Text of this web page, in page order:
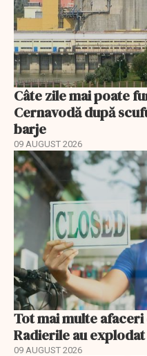
Câte zile mai poate
Cernavodă după
barje
09 AUGUST 2026
Tot mai multe
Radierile au
09 AUGUST 2026